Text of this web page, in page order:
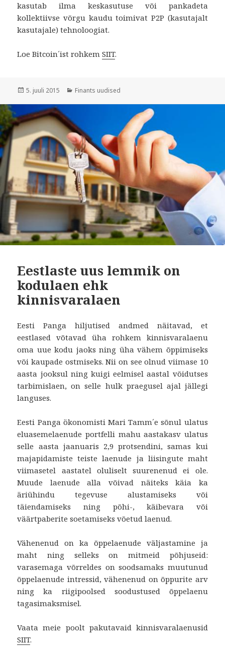
kasutab ilma keskasutuse või pankadeta
kollektiivse võrgu kaudu toimivat P2P (kasutajalt
kasutajale) tehnoloogiat.
Loe Bitcoin´ist rohkemSIIT.
Postitatud
5. juuli 2015 Rubriigid
Finants uudised
Eestlaste uus lemmik on
kodulaen ehk
kinnisvaralaen
Eesti Panga hiljutised andmed näitavad, et
eestlased võtavad üha rohkem kinnisvaralaenu
oma uue kodu jaoks ning üha vähem õppimiseks
või kaupade ostmiseks. Nii on see olnud viimase 10
aasta jooksul ning kuigi eelmisel aastal võidutses
tarbimislaen, on selle hulk praegusel ajal jällegi
languses.
Eesti Panga ökonomisti Mari Tamm´e sõnul ulatus
eluasemelaenude portfelli mahu aastakasv ulatus
selle aasta jaanuaris 2,9 protsendini, samas kui
majapidamiste teiste laenude ja liisingute maht
viimasetel aastatel oluliselt suurenenud ei ole.
Muude laenude alla võivad näiteks käia ka
äriühindu tegevuse alustamiseks või
täiendamiseks ning põhi-, käibevara või
väärtpaberite soetamiseks võetud laenud.
Vähenenud on ka õppelaenude väljastamine ja
maht ning selleks on mitmeid põhjuseid:
varasemaga võrreldes on soodsamaks muutunud
õppelaenude intressid, vähenenud on õppurite arv
ning ka riigipoolsed soodustused õppelaenu
tagasimaksmisel.
Vaata meie poolt pakutavaid kinnisvaralaenusid
SIIT.